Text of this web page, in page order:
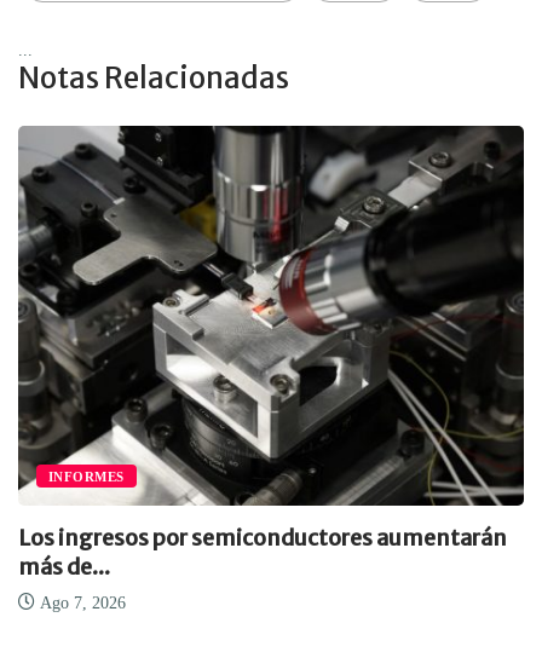
Notas Relacionadas
aumentarán
IA Y CIBERSEGURIDAD
El fin de la era del software...